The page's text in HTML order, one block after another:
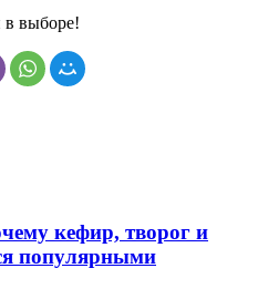
в выборе!
кефир, творог и
популярными